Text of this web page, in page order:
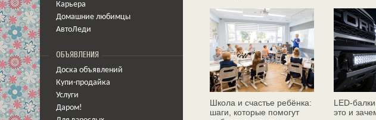
Карьера
Домашние любимцы
АвтоЛеди
ОБЪЯВЛЕНИЯ
Доска объявлений
Купи-продайка
Услуги
Даром!
Школа и счастье ребёнка:
шаги, которые помогут
LED-
это и